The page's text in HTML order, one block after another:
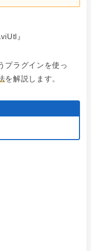
』
プラグインを使っ
を解説します。